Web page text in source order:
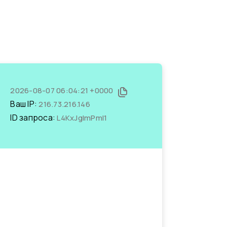
2026-08-07 06:04:21 +0000
Ваш IP:216.73.216.146
ID запроса:L4KxJglmPmI1